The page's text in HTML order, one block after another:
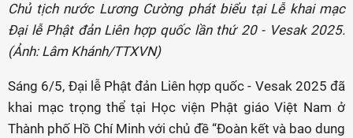
Chủ tịch nước Lương Cường phát biểu tại Lễ khai mạc
Đại lễ Phật đản Liên hợp quốc lần thứ 20 - Vesak 2025.
(Ảnh: Lâm Khánh/TTXVN)
Sáng 6/5, Đại lễ Phật đản Liên hợp quốc - Vesak 2025 đã
khai mạc trọng thể tại Học viện Phật giáo Việt Nam ở
Thành phố Hồ Chí Minh với chủ đề “Đoàn kết và bao dung